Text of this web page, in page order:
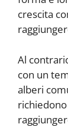
crescita
Al
con un
alberi